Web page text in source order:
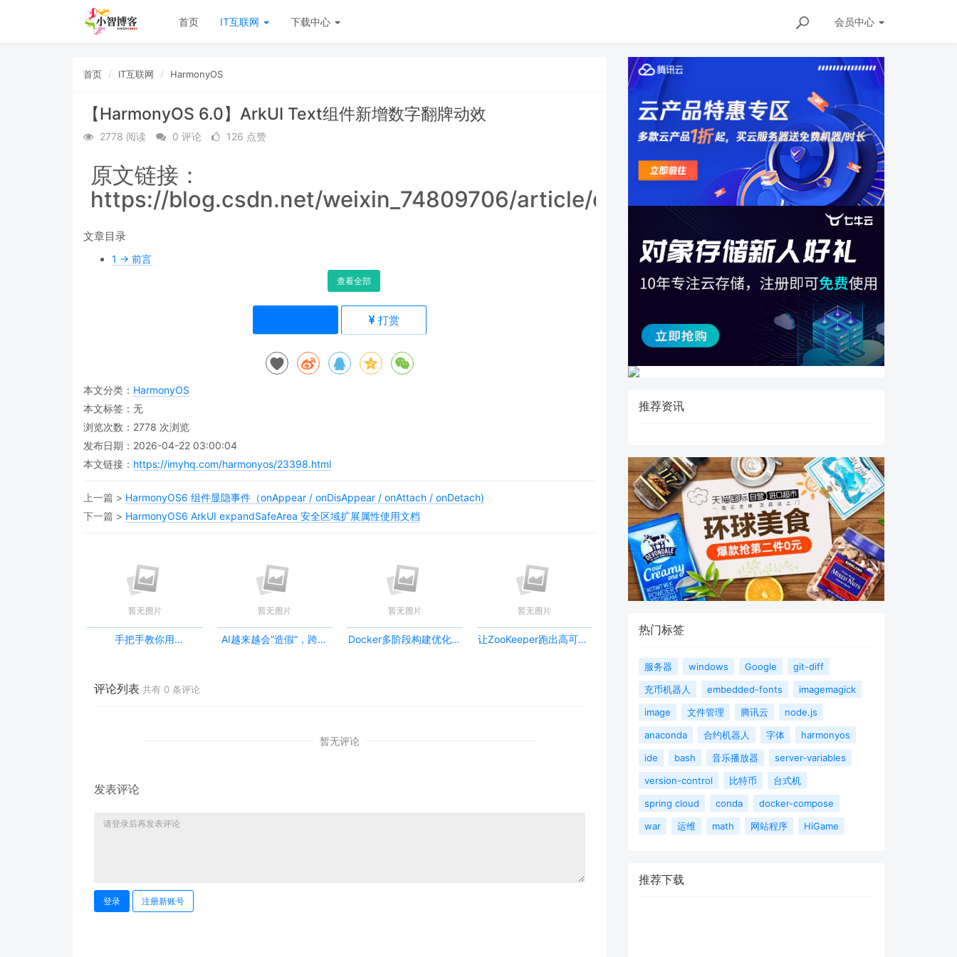
首页 IT互联网 下载中心 会员中心
首页 IT互联网 HarmonyOS
【HarmonyOS 6.0】ArkUI Text组件新增数字翻牌动效
2778 阅读 0 评论 126 点赞
原文链接：
https://blog.csdn.net/weixin_74809706/article/details/159690329
文章目录
1 -> 前言
查看全部
打赏
本文分类： HarmonyOS
本文标签：无
浏览次数： 2778 次浏览
发布日期：2026-04-22 03:00:04
本文链接： https://imyhq.com/harmonyos/23398.html
上一篇 > HarmonyOS6 组件显隐事件（onAppear / onDisAppear / onAttach / onDetach)
下一篇 > HarmonyOS6 ArkUI expandSafeArea 安全区域扩展属性使用文档
手把手教你用
AI越来越会“造假“，跨模
Docker多阶段构建优化：
让ZooKeeper跑出高可用:
评论列表 共有 0 条评论
暂无评论
发表评论
登录 注册新账号
推荐资讯
热门标签
服务器 windows Google
git-diff
充币机器人
embedded-fonts
imagemagick
image
文件管理 腾讯云
node.js
anaconda
合约机器人 字体
harmonyos
ide
bash 音乐播放器
server-variables
version-control
比特币
台式机
spring cloud
conda
docker-compose
war
运维 math 网站程序 HiGame
推荐下载